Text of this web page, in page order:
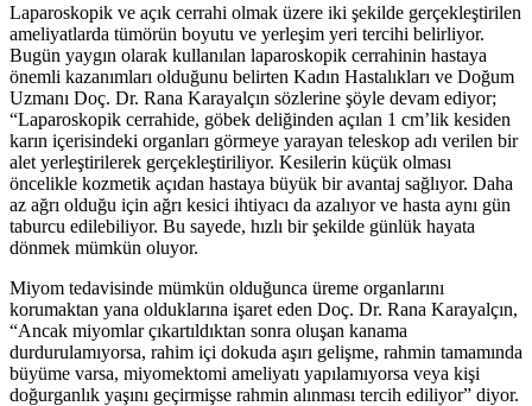
Laparoskopik ve açık cerrahi olmak üzere iki şekilde gerçekleştirilen
ameliyatlarda tümörün boyutu ve yerleşim yeri tercihi belirliyor.
Bugün yaygın olarak kullanılan laparoskopik cerrahinin hastaya
önemli kazanımları olduğunu belirten Kadın Hastalıkları ve Doğum
Uzmanı Doç. Dr. Rana Karayalçın sözlerine şöyle devam ediyor;
“Laparoskopik cerrahide, göbek deliğinden açılan 1 cm’lik kesiden
karın içerisindeki organları görmeye yarayan teleskop adı verilen bir
alet yerleştirilerek gerçekleştiriliyor. Kesilerin küçük olması
öncelikle kozmetik açıdan hastaya büyük bir avantaj sağlıyor. Daha
az ağrı olduğu için ağrı kesici ihtiyacı da azalıyor ve hasta aynı gün
taburcu edilebiliyor. Bu sayede, hızlı bir şekilde günlük hayata
dönmek mümkün oluyor.
Miyom tedavisinde mümkün olduğunca üreme organlarını
korumaktan yana olduklarına işaret eden Doç. Dr. Rana Karayalçın,
“Ancak miyomlar çıkartıldıktan sonra oluşan kanama
durdurulamıyorsa, rahim içi dokuda aşırı gelişme, rahmin tamamında
büyüme varsa, miyomektomi ameliyatı yapılamıyorsa veya kişi
doğurganlık yaşını geçirmişse rahmin alınması tercih ediliyor” diyor.